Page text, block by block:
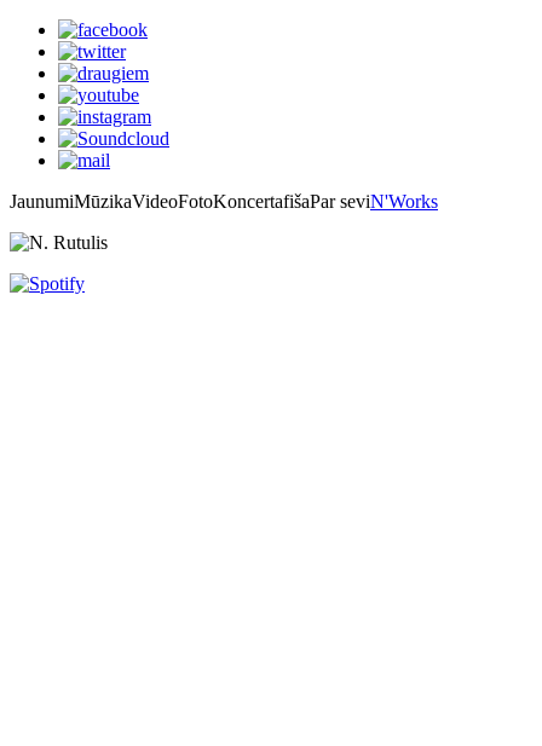
JaunumiMūzikaVideoFotoKoncertafišaPar seviN'Works